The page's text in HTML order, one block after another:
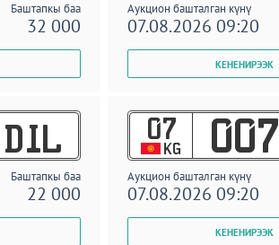
Баштапкы баа
32 000
Аукцион башталган күнү
07.08.2026 09:20
DIL
Баштапкы баа
22 000
07
KG 007
Аукцион башталган күнү
07.08.2026 09:20